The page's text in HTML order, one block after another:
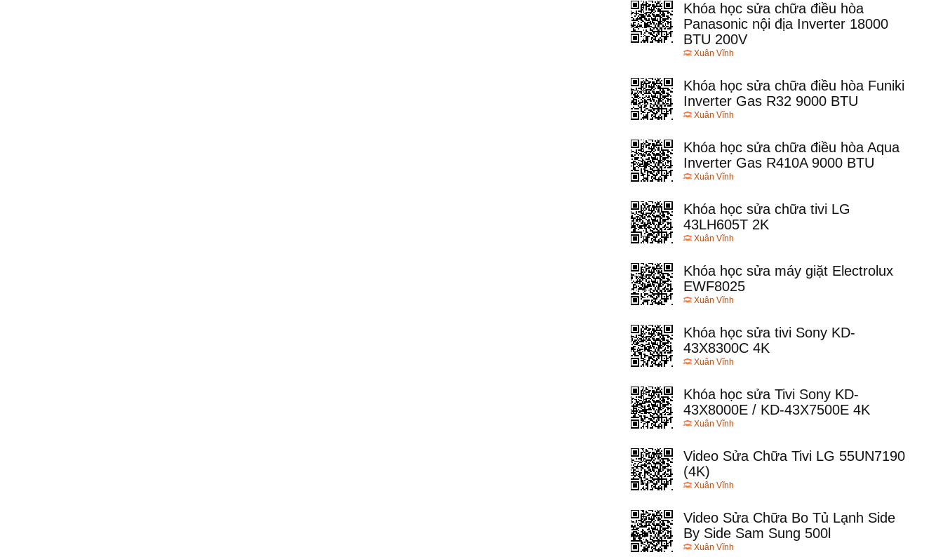
Khóa học sửa chữa điều hòa
Panasonic nội địa Inverter 18000
BTU 200V
Xuân Vĩnh
Khóa học sửa chữa điều hòa Funiki
Inverter Gas R32 9000 BTU
Xuân Vĩnh
Khóa học sửa chữa điều hòa Aqua
Inverter Gas R410A 9000 BTU
Xuân Vĩnh
Khóa học sửa chữa tivi LG
43LH605T 2K
Xuân Vĩnh
Khóa học sửa máy giặt Electrolux
EWF8025
Xuân Vĩnh
Khóa học sửa tivi Sony KD-
43X8300C 4K
Xuân Vĩnh
Khóa học sửa Tivi Sony KD-
43X8000E / KD-43X7500E 4K
Xuân Vĩnh
Video Sửa Chữa Tivi LG 55UN7190
(4K)
Xuân Vĩnh
Video Sửa Chữa Bo Tủ Lạnh Side
By Side Sam Sung 500l
Xuân Vĩnh